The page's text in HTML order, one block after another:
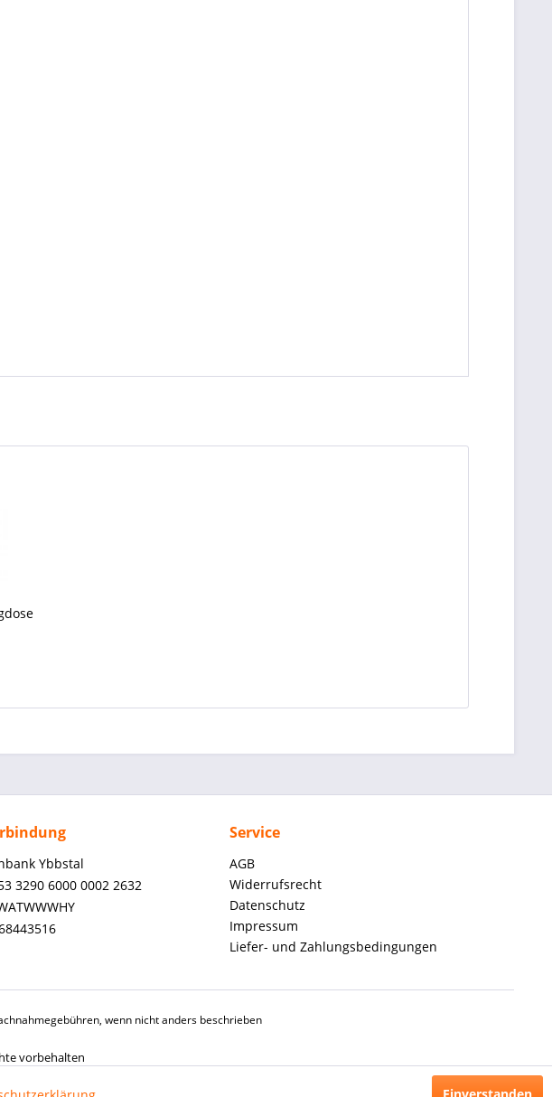
Ybbstal
3290 6000 0002 2632
Service
AGB
Widerrufsrecht
Datenschutz
Impressum
Liefer- und Zahlungsbedingungen
wenn nicht anders beschrieben
vorbehalten